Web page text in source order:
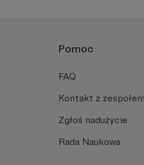
Pomoc
FAQ
Kontakt z
Zgłoś nadużycie
Rada Naukowa